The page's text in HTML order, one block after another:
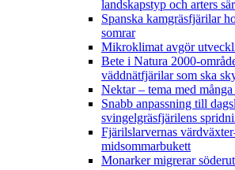
landskapstyp och arters
Spanska kamgräsfjärilar
somrar
Mikroklimat avgör
Bete i Natura 2000-
väddnätfjärilar som ska
Nektar – tema med
Snabb anpassning till
svingelgräsfjärilens
Fjärilslarvernas
midsommarbukett
Monarker migrerar